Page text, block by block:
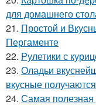
для домашнего
21. Простой и
Пергаменте
22. Рулетики с
23. Оладьи
вкусные
24. Самая полезная